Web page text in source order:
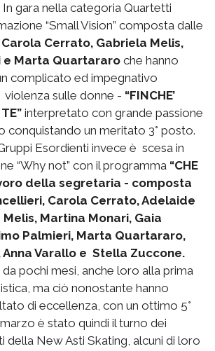
gara nella categoria Quartetti
“Small Vision” composta dalle
Carola Cerrato, Gabriela Melis,
e Marta Quartararo che hanno
complicato ed impegnativo
sulle donne - “FINCHE’
interpretato con grande passione
conquistando un meritato 3° posto.
Esordienti invece è scesa in
“Why not” con il programma “CHE
della segretaria - composta
Carola Cerrato, Adelaide
Martina Monari, Gaia
Palmieri, Marta Quartararo,
Anna Varallo e Stella Zuccone.
pochi mesi, anche loro alla prima
ma ciò nonostante hanno
di eccellenza, con un ottimo 5°
è stato quindi il turno dei
della New Asti Skating, alcuni di loro